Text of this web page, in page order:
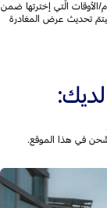
الأوقات الّتي إخترتها ضمن
تحديث عرض المغادرة